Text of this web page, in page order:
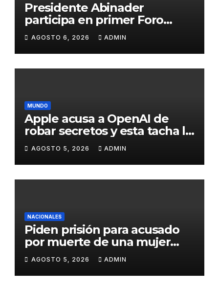
Presidente Abinader
participa en primer Foro
Meta RD 2036 con miras a
impulsar el crecimiento
económico, fortalecer las
instituciones y elevar la
AGOSTO 6, 2026 ADMIN
MUNDO
Apple acusa a OpenAI de
robar secretos y esta tacha la
demanda de «agresiva y
personal»
AGOSTO 5, 2026 ADMIN
NACIONALES
Piden prisión para acusado
por muerte de una mujer
durante intento de robo en
plaza comercial en Piantini
AGOSTO 5, 2026 ADMIN